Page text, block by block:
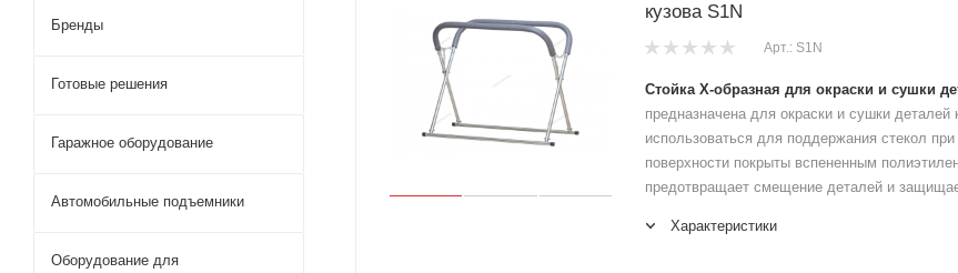
кузова S1N
Арт.: S1N
Стойка Х-образная для окраски и сушки
предназначена для окраски и сушки деталей
использоваться для поддержания стекол
поверхности покрыты вспененным
предотвращает смещение деталей и
Характеристики
Бренды
Готовые решения
Гаражное оборудование
Автомобильные подъемники
Оборудование для